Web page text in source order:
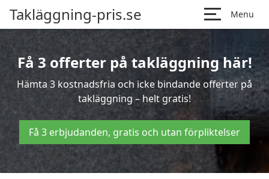
Takläggning-pris.se Menu
Få 3 offerter på takläggning här!
Hämta 3 kostnadsfria och icke bindande offerter på
takläggning – helt gratis!
Få 3 erbjudanden, gratis och utan förpliktelser